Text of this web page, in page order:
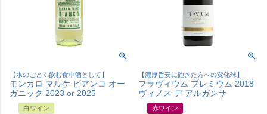
【水のごとく飲む食中酒として】
モンカロ マルケ ビアンコ オー
ガニック 2023 or 2025
白ワイン
【濃厚旨安に飽きた方への変化球】
フラヴィウム プレミウム 2018
ヴィノス デ アルガンサ
赤ワイン